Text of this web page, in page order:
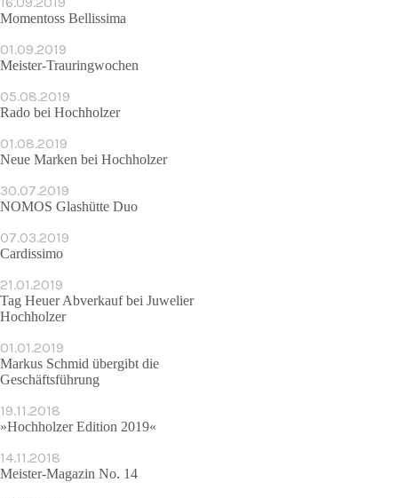
Momentoss Bellissima
01.09.2019
Meister-Trauringwochen
05.08.2019
Rado bei Hochholzer
01.08.2019
Neue Marken bei Hochholzer
30.07.2019
NOMOS Glashütte Duo
07.03.2019
Cardissimo
21.01.2019
Tag Heuer Abverkauf bei Juwelier
Hochholzer
01.01.2019
Markus Schmid übergibt die
Geschäfts­führung
19.11.2018
»Hochholzer Edition 2019«
14.11.2018
Meister-Magazin No. 14